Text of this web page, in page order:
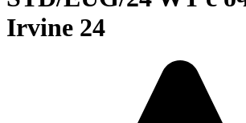
Irvine 24